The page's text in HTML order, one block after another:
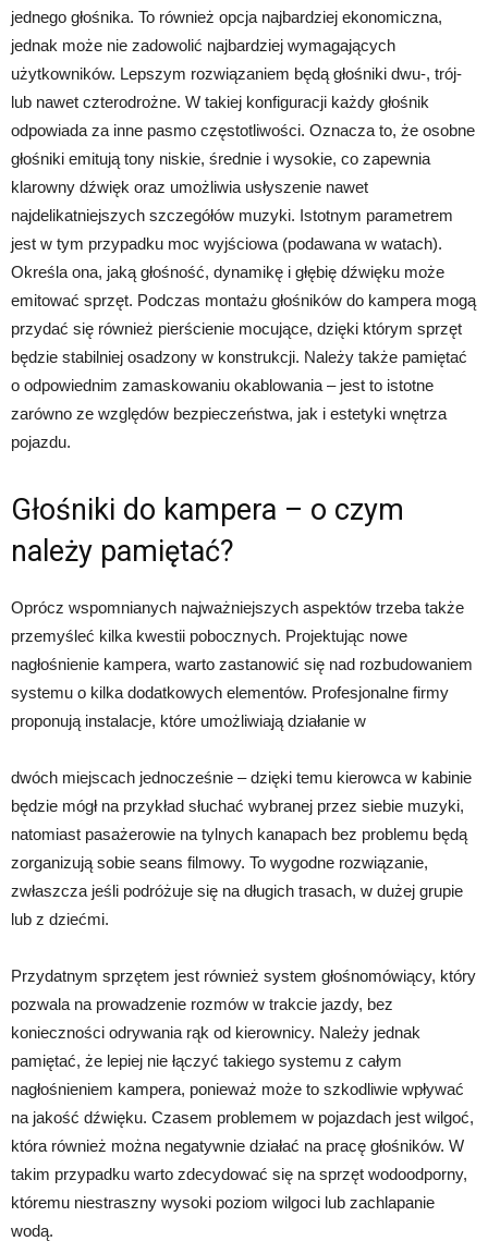
jednego głośnika. To również opcja najbardziej ekonomiczna,
jednak może nie zadowolić najbardziej wymagających
użytkowników. Lepszym rozwiązaniem będą głośniki dwu-, trój-
lub nawet czterodrożne. W takiej konfiguracji każdy głośnik
odpowiada za inne pasmo częstotliwości. Oznacza to, że osobne
głośniki emitują tony niskie, średnie i wysokie, co zapewnia
klarowny dźwięk oraz umożliwia usłyszenie nawet
najdelikatniejszych szczegółów muzyki. Istotnym parametrem
jest w tym przypadku moc wyjściowa (podawana w watach).
Określa ona, jaką głośność, dynamikę i głębię dźwięku może
emitować sprzęt. Podczas montażu głośników do kampera mogą
przydać się również pierścienie mocujące, dzięki którym sprzęt
będzie stabilniej osadzony w konstrukcji. Należy także pamiętać
o odpowiednim zamaskowaniu okablowania – jest to istotne
zarówno ze względów bezpieczeństwa, jak i estetyki wnętrza
pojazdu.
Głośniki do kampera – o czym
należy pamiętać?
Oprócz wspomnianych najważniejszych aspektów trzeba także
przemyśleć kilka kwestii pobocznych. Projektując nowe
nagłośnienie kampera, warto zastanowić się nad rozbudowaniem
systemu o kilka dodatkowych elementów. Profesjonalne firmy
proponują instalacje, które umożliwiają działanie w
dwóch miejscach jednocześnie – dzięki temu kierowca w kabinie
będzie mógł na przykład słuchać wybranej przez siebie muzyki,
natomiast pasażerowie na tylnych kanapach bez problemu będą
zorganizują sobie seans filmowy. To wygodne rozwiązanie,
zwłaszcza jeśli podróżuje się na długich trasach, w dużej grupie
lub z dziećmi.
Przydatnym sprzętem jest również system głośnomówiący, który
pozwala na prowadzenie rozmów w trakcie jazdy, bez
konieczności odrywania rąk od kierownicy. Należy jednak
pamiętać, że lepiej nie łączyć takiego systemu z całym
nagłośnieniem kampera, ponieważ może to szkodliwie wpływać
na jakość dźwięku. Czasem problemem w pojazdach jest wilgoć,
która również można negatywnie działać na pracę głośników. W
takim przypadku warto zdecydować się na sprzęt wodoodporny,
któremu niestraszny wysoki poziom wilgoci lub zachlapanie
wodą.